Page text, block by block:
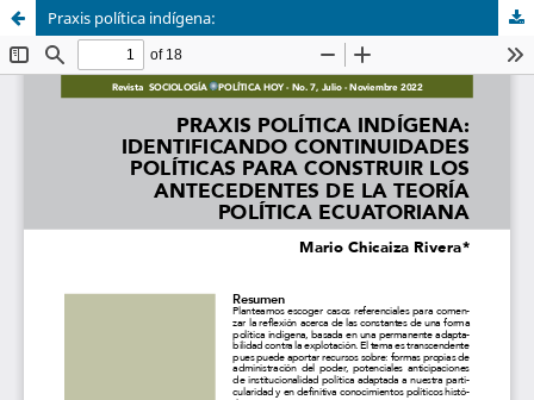
Praxis política indígena: